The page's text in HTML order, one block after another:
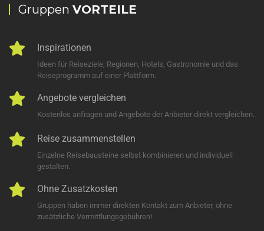
Gruppen VORTEILE
Inspirationen
Ideen für Reiseziele, Regionen, Hotels, Gastronomie und das
Reiseprogramm auf einer Plattform.
Angebote vergleichen
Kostenlos anfragen und Angebote der Anbieter direkt vergleichen.
Reise zusammenstellen
Einzelne Reisebausteine selbst kombinieren und individuell
gestalten.
Ohne Zusatzkosten
Gruppen haben immer direkten Kontakt zum Anbieter, ohne
zusätzliche Vermittlungsgebühren!